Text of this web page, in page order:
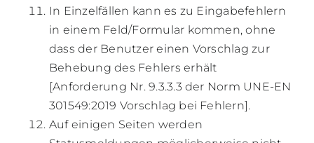
In Einzelfällen kann es zu Eingabefehlern
in einem Feld/Formular kommen, ohne
dass der Benutzer einen Vorschlag zur
Behebung des Fehlers erhält
[Anforderung Nr. 9.3.3.3 der Norm UNE-EN
301549:2019 Vorschlag bei Fehlern].
Auf einigen Seiten werden